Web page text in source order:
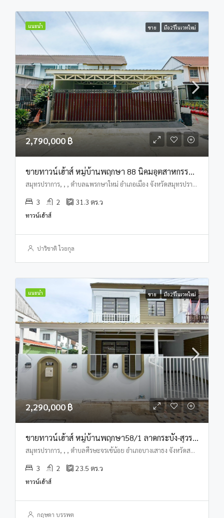
แนะนำ ขาย มือ2รีโนเวทใหม่
2,790,000 ฿
ขายทาวน์เฮ้าส์ หมู่บ้านพฤกษา 88 นิคมอุตสาหกรรมบางปู – แพรกษา
สมุทรปราการ, , , ตำบลแพรกษาใหม่ อำเภอเมือง จังหวัดสมุทรปราการ
3 2 31.3 ตร.ว
ทาวน์เฮ้าส์
ปาริชาติ ไวยกุล
แนะนำ ขาย มือ2รีโนเวทใหม่
2,290,000 ฿
ขายทาวน์เฮ้าส์ หมู่บ้านพฤกษา58/1 ลาดกระบัง-สุวรรณภูมิ
สมุทรปราการ, , , ตำบลศีรษะจรเข้น้อย อำเภอบางเสาธง จังหวัดสมุทรปราการ
3 2 23.5 ตร.ว
ทาวน์เฮ้าส์
กฤษดา บรรพต